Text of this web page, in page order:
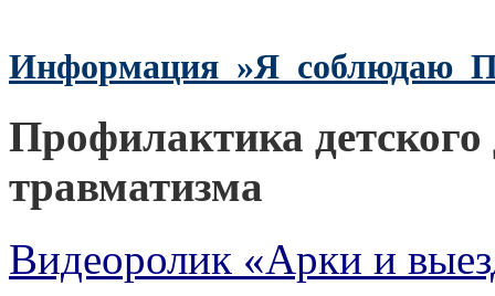
Профилактика
травматизма
Видеоролик «Арки и